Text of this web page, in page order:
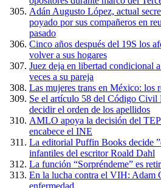
Adán Augusto López, actual
poyado por sus compañeros en
pasado
Cinco años después del 19S los
volver a sus hogares
Juez deja en libertad condicional
veces a su pareja
Las mujeres trans en México: los
Se el artículo 58 del Código Civil
decidir el orden de los apellidos
AMLO apoya la decisión del
encabece el INE
La editorial Puffin Books decide
infantiles del escritor Roald Dahl
La función “Sorpréndeme” es
En la lucha contra el VIH: Adam
enfermedad